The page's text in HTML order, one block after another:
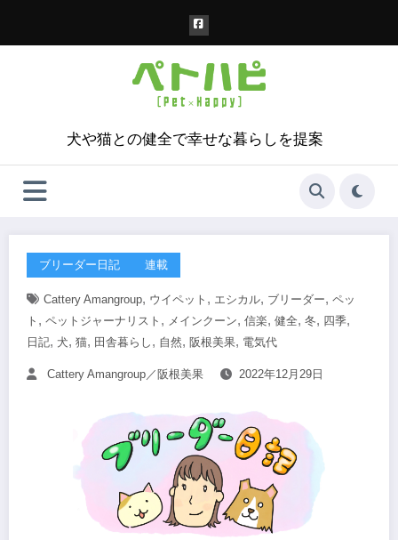
犬や猫との健全で幸せな暮らしを提案
ブリーダー日記 連載
Cattery Amangroup, ウイペット , エシカル, ブリーダー, ペッ
ト , ペットジャーナリスト , メインクーン, 信楽, 健全, 冬, 四季,
日記, 犬, 猫, 田舎暮らし , 自然, 阪根美果, 電気代
Cattery Amangroup／阪根美果 2022年12月29日